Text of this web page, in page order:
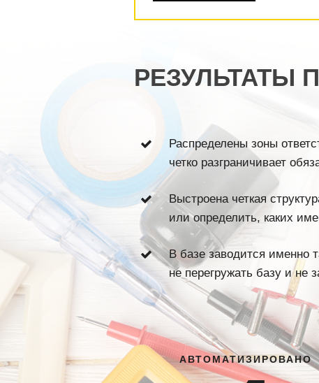
РЕЗУЛЬТАТЫ
Распределены зоны
четко разграничивает
Выстроена четкая
или определить, каких
В базе заводится именно
не перегружать базу и не
АВТОМАТИЗИРОВАНО